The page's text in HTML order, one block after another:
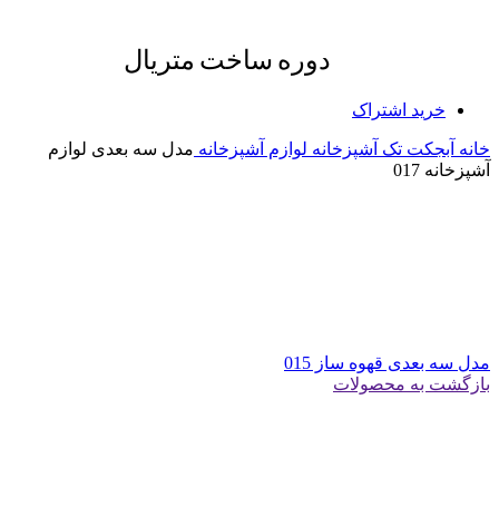
دوره ساخت متریال
خرید اشتراک
خانه آبجکت تک آشپزخانه لوازم آشپزخانه مدل سه بعدی لوازم
آشپزخانه 017
مدل سه بعدی قهوه ساز 015
بازگشت به محصولات